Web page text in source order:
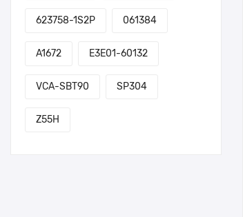
623758-1S2P 061384
A1672 E3E01-60132
VCA-SBT90 SP304
Z55H